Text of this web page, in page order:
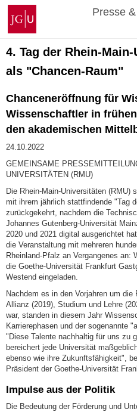
Zum
Inhalt
springen
Johannes
Gutenberg-
Universität
Mainz
Presse
4. Tag der Rhein-
als "Chancen-Raum"
Chanceneröffnung für
Wissenschaftler in
den akademischen
24.10.2022
GEMEINSAME
UNIVERSITÄTEN (RMU)
Die Rhein-Main-Universitäten (RMU)
mit ihrem jährlich stattfindende "Tag
zurückgekehrt, nachdem die
Johannes Gutenberg-Universität
2020 und 2021 digital ausgerichtet
die Veranstaltung mit mehreren
Rheinland-Pfalz an Vergangenes an:
die Goethe-Universität Frankfurt
Westend eingeladen.
Nachdem es in den Vorjahren um
Allianz (2019), Studium und Lehre
war, standen in diesem Jahr
Karrierephasen und der sogenannte
"Diese Talente nachhaltig für uns zu
bereichert jede Universität
ebenso wie ihre Zukunftsfähigkeit",
Präsident der Goethe-Universität
Impulse aus der Politik
Die Bedeutung der Förderung und